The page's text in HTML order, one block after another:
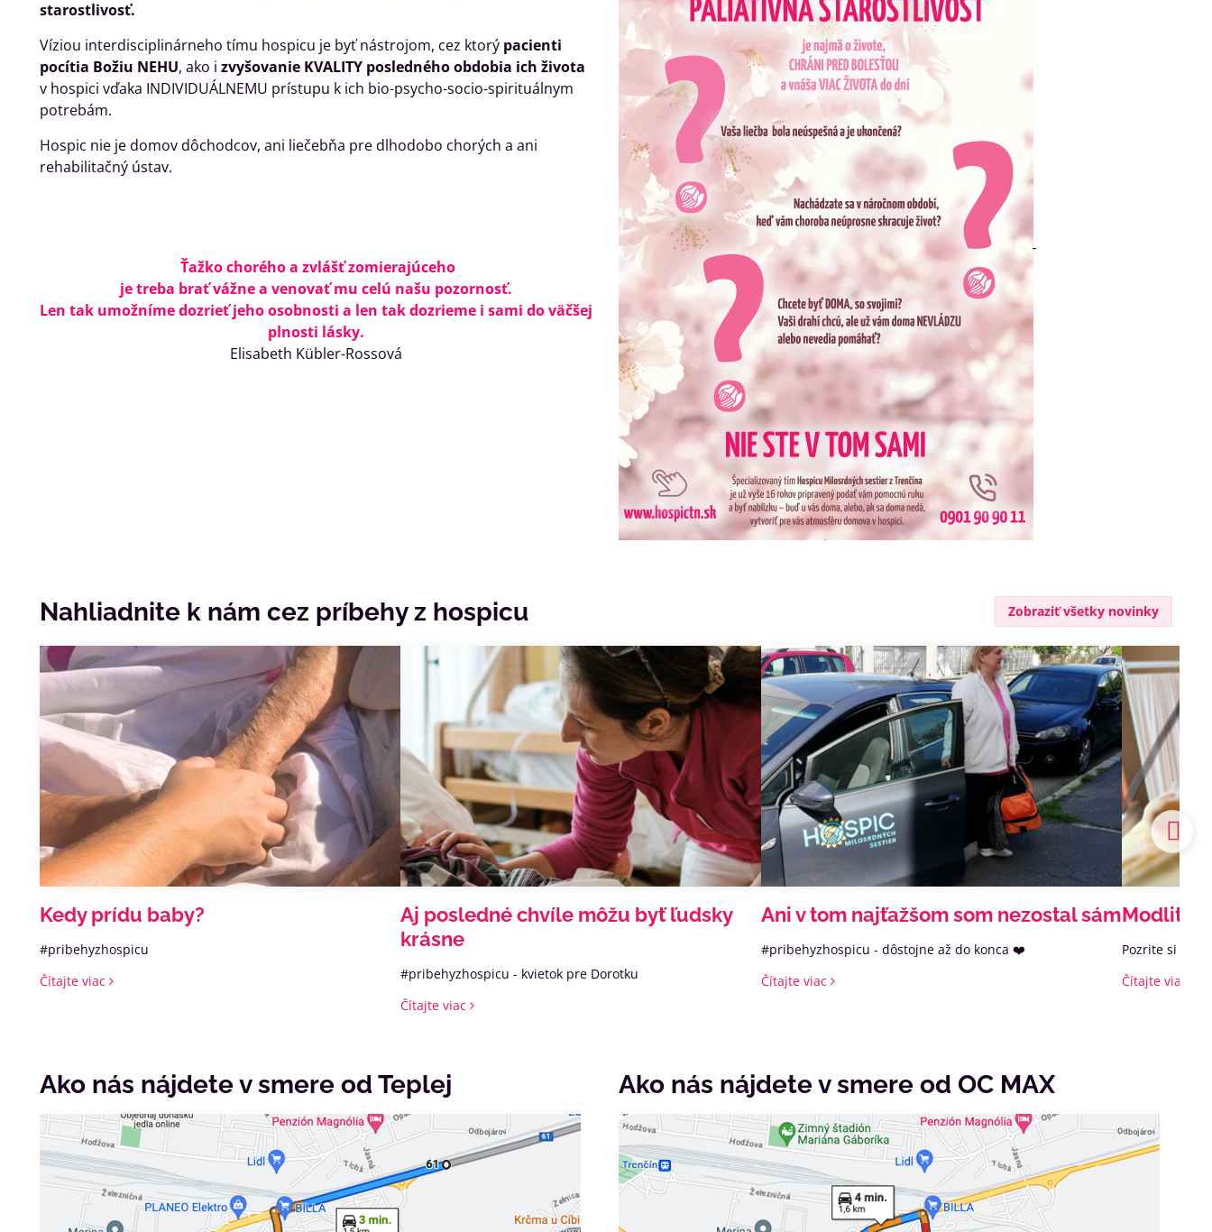
starostlivosť.
Víziou interdisciplinárneho tímu hospicu je byť nástrojom, cez ktorý pacienti
pocítia Božiu NEHU, ako i zvyšovanie KVALITY posledného obdobia ich života
v hospici vďaka INDIVIDUÁLNEMU prístupu k ich bio-psycho-socio-spirituálnym
potrebám.
Hospic nie je domov dôchodcov, ani liečebňa pre dlhodobo chorých a ani
rehabilitačný ústav.
Ťažko chorého a zvlášť zomierajúceho
je treba brať vážne a venovať mu celú našu pozornosť.
Len tak umožníme dozrieť jeho osobnosti a len tak dozrieme i sami do väčšej
plnosti lásky.
Elisabeth Kübler-Rossová
Nahliadnite k nám cez príbehy z hospicu
Kedy prídu baby?
#pribehyzhospicu
Čítajte viac
Aj posledné chvíle môžu byť ľudsky
krásne
#pribehyzhospicu - kvietok pre Dorotku
Čítajte viac
Ani v tom najťažšom som nezostal sám
#pribehyzhospicu - dôstojne až do konca ❤️‍
Čítajte viac
Modlitba
Pozrite si
Čítajte viac
Zobraziť všetky novinky
Ako nás nájdete v smere od Teplej Ako nás nájdete v smere od OC MAX